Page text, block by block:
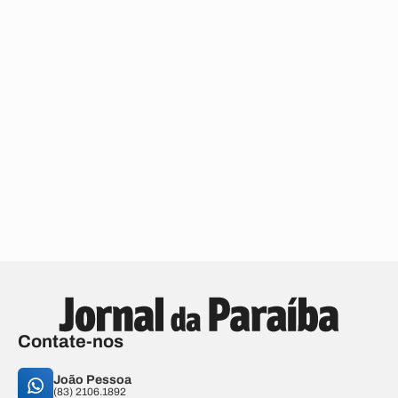
Contate-nos
João Pessoa
(83) 2106.1892